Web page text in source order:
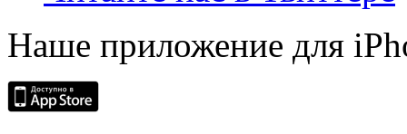
Наше приложение для